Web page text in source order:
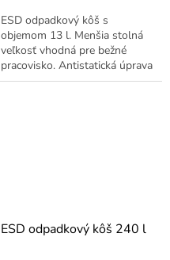
ESD odpadkový kôš s
objemom 13 l. Menšia stolná
veľkosť vhodná pre bežné
pracovisko. Antistatická úprava
chráni citlivé súčiastky v EPA
ESD odpadkový kôš 240 l